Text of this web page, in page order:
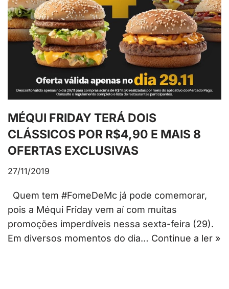
MÉQUI FRIDAY TERÁ DOIS
CLÁSSICOS POR R$4,90 E MAIS 8
OFERTAS EXCLUSIVAS
27/11/2019
Quem tem #FomeDeMc já pode comemorar,
pois a Méqui Friday vem aí com muitas
promoções imperdíveis nessa sexta-feira (29).
Em diversos momentos do dia… Continue a ler »